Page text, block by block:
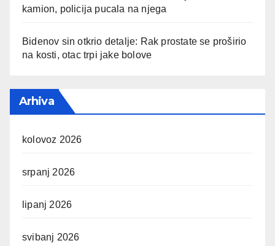
kamion, policija pucala na njega
Bidenov sin otkrio detalje: Rak prostate se proširio
na kosti, otac trpi jake bolove
Arhiva
kolovoz 2026
srpanj 2026
lipanj 2026
svibanj 2026